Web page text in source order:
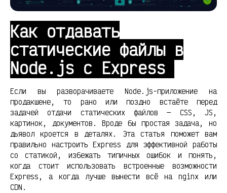
Как отдавать
статические файлы в
Node.js с Express
Если вы разворачиваете Node.js-приложение на
продакшене, то рано или поздно встаёте перед
задачей отдачи статических файлов — CSS, JS,
картинок, документов. Вроде бы простая задача, но
дьявол кроется в деталях. Эта статья поможет вам
правильно настроить Express для эффективной работы
со статикой, избежать типичных ошибок и понять,
когда стоит использовать встроенные возможности
Express, а когда лучше вынести всё на nginx или
CDN.